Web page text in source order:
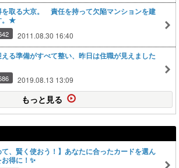
取る大京。 責任を持って欠陥マンションを建
。★
2011.08.30 16:40
る準備がすべて整い、昨日は住職が見えました
2019.08.13 13:09
もっと見る
て、賢く使おう！】あなたに合ったカードを選ん
得に！✨